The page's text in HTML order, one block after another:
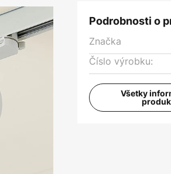
Podrobnosti o
Značka
Číslo výrobku:
Všetky